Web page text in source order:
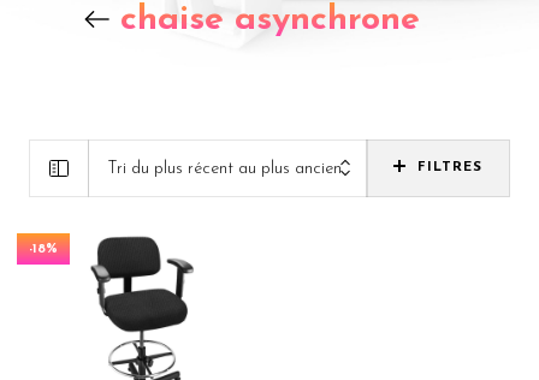
chaise asynchrone
Tri du plus récent au plus ancien FILTRES
-18%